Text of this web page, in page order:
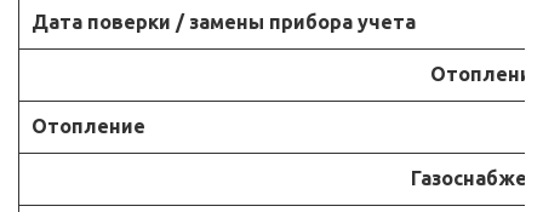
Дата поверки / замены прибора учета
Отопление
Отопление